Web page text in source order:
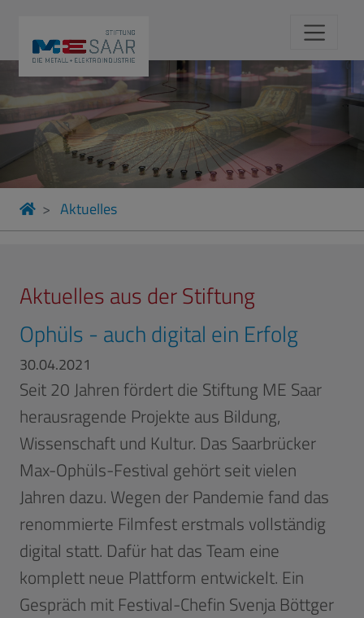
Aktuelles
Aktuelles aus der Stiftung
Ophüls - auch digital ein Erfolg
30.04.2021
Seit 20 Jahren fördert die Stiftung ME Saar
herausragende Projekte aus Bildung,
Wissenschaft und Kultur. Das Saarbrücker
Max-Ophüls-Festival gehört seit vielen
Jahren dazu. Wegen der Pandemie fand das
renommierte Filmfest erstmals vollständig
digital statt. Dafür hat das Team eine
komplett neue Plattform entwickelt. Ein
Gespräch mit Festival-Chefin Svenja Böttger